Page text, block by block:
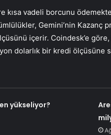
kısa vadeli borcunu
Gemini’nin Kazanç
içerir. Coindesk’e
dolarlık bir kredi ölçüsüne
yükseliyor?